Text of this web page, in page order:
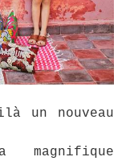
un nouveau
magnifique